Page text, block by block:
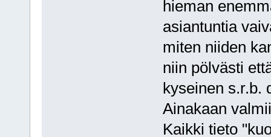
hieman
asiantuntia
miten niiden
niin pölvästi
kyseinen s.r.b.
Ainakaan
Kaikki tieto